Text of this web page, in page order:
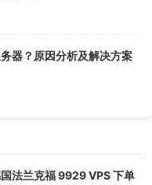
器？原因分析及解决方案
法兰克福 9929 VPS 下单